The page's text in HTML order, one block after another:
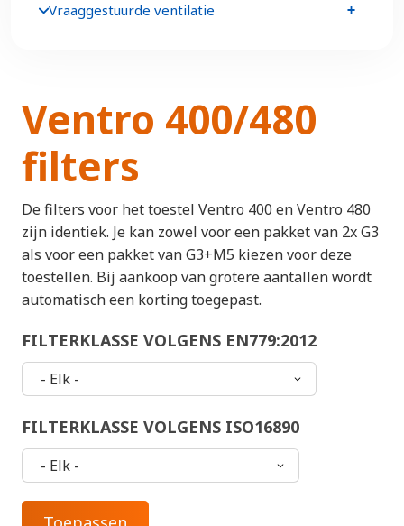
Ventro 400/480
filters
De filters voor het toestel Ventro 400 en Ventro 480
zijn identiek. Je kan zowel voor een pakket van 2x G3
als voor een pakket van G3+M5 kiezen voor deze
toestellen. Bij aankoop van grotere aantallen wordt
automatisch een korting toegepast.
FILTERKLASSE VOLGENS EN779:2012
FILTERKLASSE VOLGENS ISO16890
Vraaggestuurde ventilatie